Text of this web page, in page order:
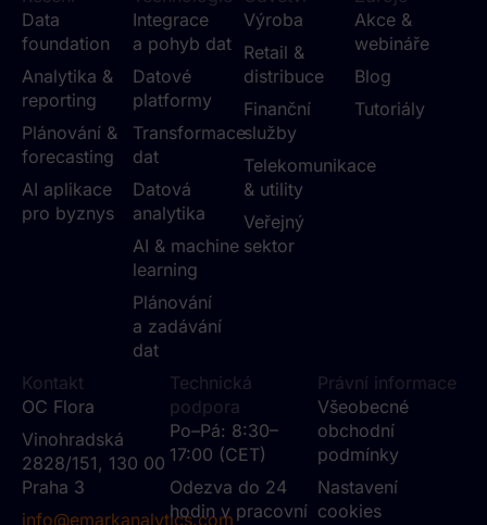
Data
foundation
Analytika &
reporting
Plánování &
forecasting
AI aplikace
pro byznys
Integrace
a pohyb dat
Datové
platformy
Transformace
dat
Datová
analytika
AI & machine
learning
Plánování
a zadávání
dat
Výroba
Retail &
distribuce
Finanční
služby
Telekomunikace
& utility
Veřejný
sektor
Akce &
webináře
Blog
Tutoriály
Kontakt
OC Flora
Vinohradská
2828/151, 130 00
Praha 3
info@emarkanalytics.com
Technická
podpora
Po–Pá: 8:30–
17:00 (CET)
Odezva do 24
hodin v pracovní
Právní informace
Všeobecné
obchodní
podmínky
Nastavení
cookies